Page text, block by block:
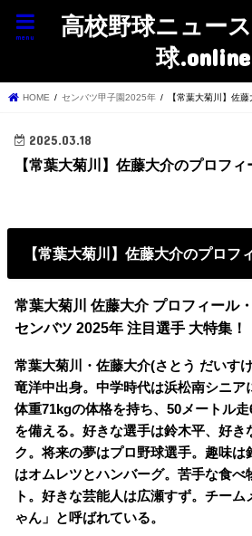
高校野球ニュー
球.online
menu
HOME センバツ甲子園2025年 【常葉大菊川】佐
2025.03.18
【常葉大菊川】佐藤大介のプロフ
【常葉大菊川】佐藤大介のプロフ
常葉大菊川 佐藤大介 プロフィール
センバツ 2025年 注目選手 大特集！
常葉大菊川・佐藤大介(さとう だいす
竜洋中出身。中学時代は浜松南シニア
体重71kgの体格を持ち、50メートル
を備える。好きな選手は鈴木平、好き
ク。将来の夢はプロ野球選手。趣味は
はオムレツとハンバーグ。苦手な食べ
ト。好きな芸能人は広瀬すず。チー
ゃん」と呼ばれている。